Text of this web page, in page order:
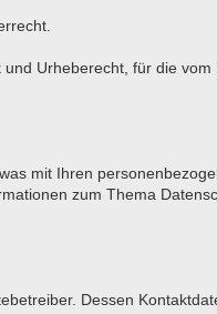
Urheberecht, für die
mit Ihren
zum Thema
Dessen